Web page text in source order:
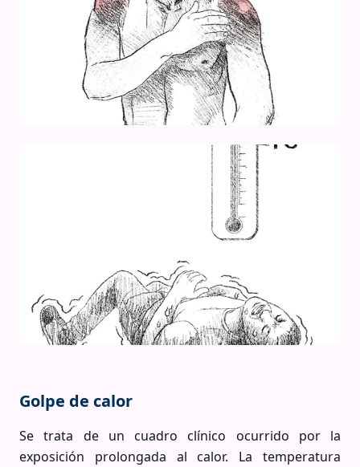
Golpe de calor
Se trata de un cuadro clínico ocurrido por la
exposición prolongada al calor. La temperatura